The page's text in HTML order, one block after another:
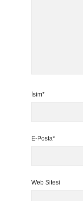
İsim*
E-Posta*
Web Sitesi